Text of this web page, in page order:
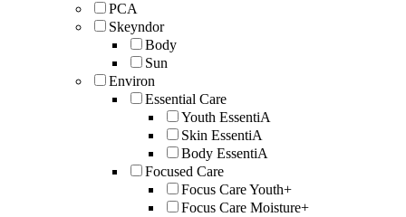
PCA
Skeyndor
Body
Sun
Environ
Essential Care
Youth EssentiA
Skin EssentiA
Body EssentiA
Focused Care
Focus Care Youth+
Focus Care Moisture+